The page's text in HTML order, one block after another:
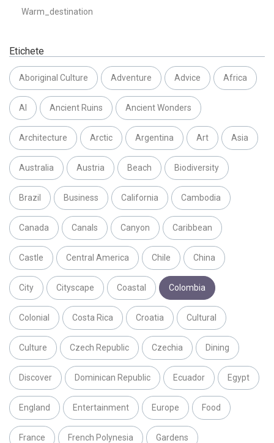
Warm_destination
Etichete
Aboriginal Culture Adventure Advice Africa
AI Ancient Ruins Ancient Wonders
Architecture Arctic Argentina Art Asia
Australia Austria Beach Biodiversity
Brazil Business California Cambodia
Canada Canals Canyon Caribbean
Castle Central America Chile China
City Cityscape Coastal Colombia
Colonial Costa Rica Croatia Cultural
Culture Czech Republic Czechia Dining
Discover Dominican Republic Ecuador Egypt
England Entertainment Europe Food
France French Polynesia Gardens